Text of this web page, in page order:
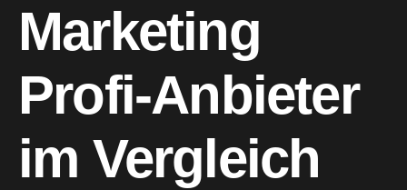
Marketing
Profi-Anbieter
im Vergleich